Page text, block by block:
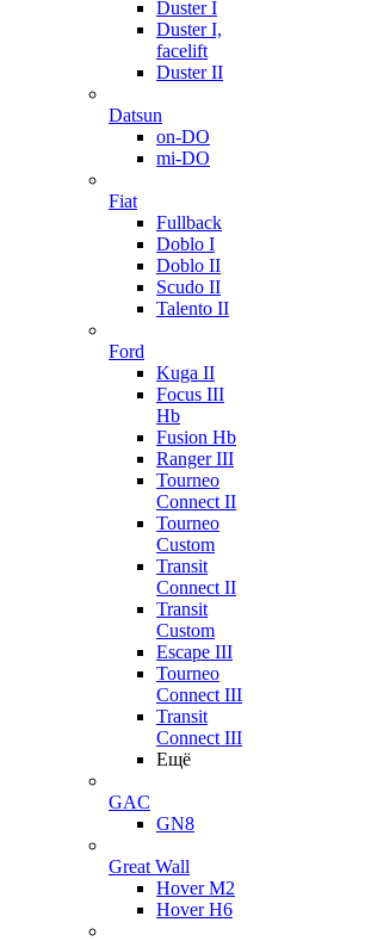
Duster I
Duster I,
facelift
Duster II
Datsun
on-DO
mi-DO
Fiat
Fullback
Doblo I
Doblo II
Scudo II
Talento II
Ford
Kuga II
Focus III
Hb
Fusion Hb
Ranger III
Tourneo
Connect II
Tourneo
Custom
Transit
Connect II
Transit
Custom
Escape III
Tourneo
Connect III
Transit
Connect III
Ещё
GAC
GN8
Great Wall
Hover M2
Hover H6